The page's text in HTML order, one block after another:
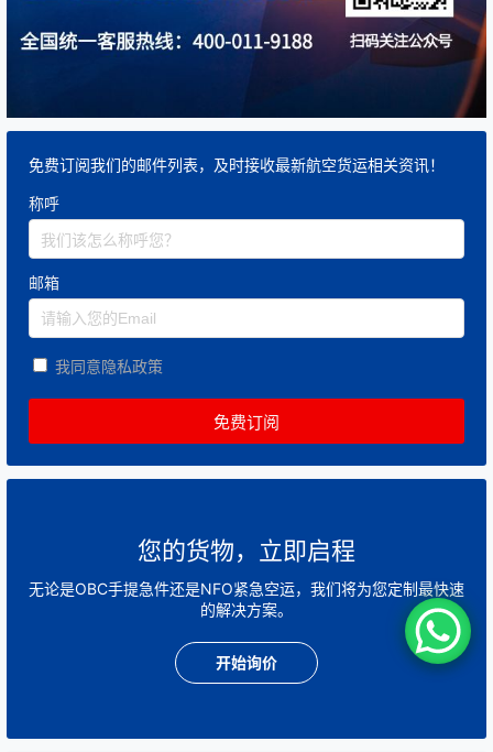
免费订阅我们的邮件列表，及时接收最新航空货运相关资讯！
称呼
邮箱
我同意隐私政策
您的货物，立即启程
无论是OBC手提急件还是NFO紧急空运，我们将为您定制最快速
的解决方案。
开始询价